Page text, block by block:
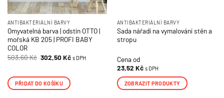
ANTIBAKTERIÁLNÍ BARVY
Omyvatelná barva | odstín OTTO |
mořská KB 205 | PROFI BABY
COLOR
503,60Kč Původní
cena
503,60 Kč.
302,50KčAktuální
s DPH
PŘIDAT DO KOŠÍKU
ANTIBAKTERIÁLNÍ BARVY
Sada nářadí na vymalování stěn a
stropu
Cena od
23,52 Kč s DPH
ZOBRAZIT PRODUKTY